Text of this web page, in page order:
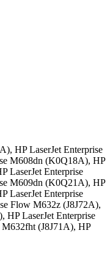
HP LaserJet Enterprise
M608dn (K0Q18A), HP
LaserJet Enterprise
M609dn (K0Q21A), HP
LaserJet Enterprise
Flow M632z (J8J72A),
HP LaserJet Enterprise
M632fht (J8J71A), HP